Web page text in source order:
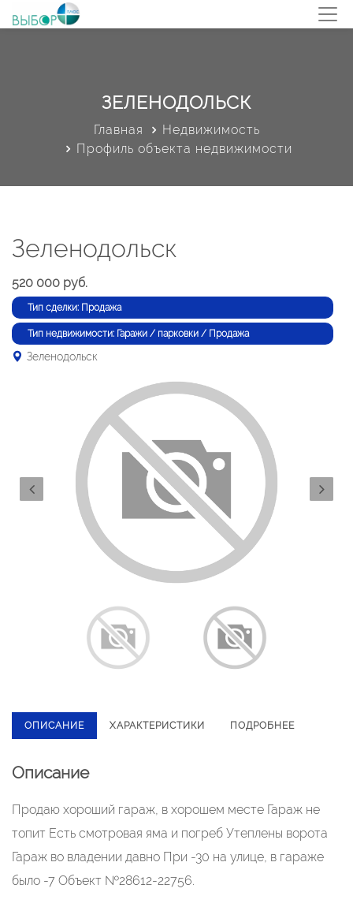
ЗЕЛЕНОДОЛЬСК
Главная
Недвижимость
Профиль объекта недвижимости
Зеленодольск
520 000 руб.
Тип сделки: Продажа
Тип недвижимости: Гаражи / парковки / Продажа
Зеленодольск
ОПИСАНИЕ ХАРАКТЕРИСТИКИ ПОДРОБНЕЕ
Описание
Продаю хороший гараж, в хорошем месте Гараж не
топит Есть смотровая яма и погреб Утеплены ворота
Гараж во владении давно При -30 на улице, в гараже
было -7 Объект №28612-22756.